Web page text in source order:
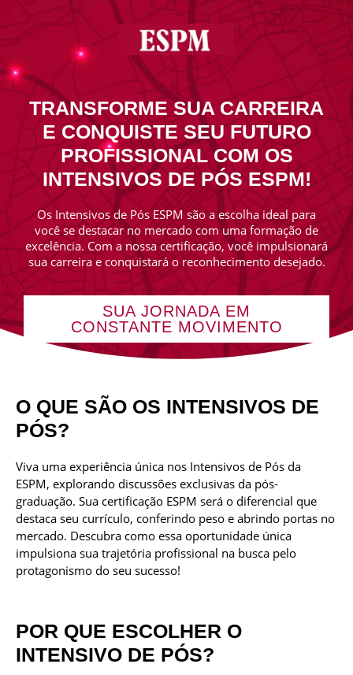
TRANSFORME SUA CARREIRA
E CONQUISTE SEU FUTURO
PROFISSIONAL COM OS
INTENSIVOS DE PÓS ESPM!
Os Intensivos de Pós ESPM são a escolha ideal para
você se destacar no mercado com uma formação de
excelência. Com a nossa certificação, você impulsionará
sua carreira e conquistará o reconhecimento desejado.
SUA JORNADA EM
CONSTANTE MOVIMENTO
O QUE SÃO OS INTENSIVOS DE
PÓS?
Viva uma experiência única nos Intensivos de Pós da
ESPM, explorando discussões exclusivas da pós-
graduação. Sua certificação ESPM será o diferencial que
destaca seu currículo, conferindo peso e abrindo portas no
mercado. Descubra como essa oportunidade única
impulsiona sua trajetória profissional na busca pelo
protagonismo do seu sucesso!
POR QUE ESCOLHER O
INTENSIVO DE PÓS?